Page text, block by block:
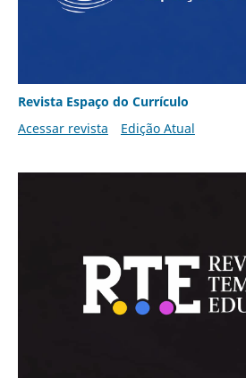
Revista Espaço do Currículo
Acessar revista
Edição Atual